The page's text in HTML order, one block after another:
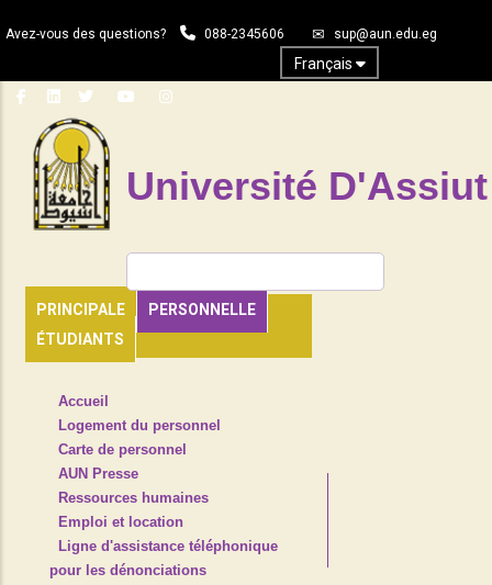
au
principal
Avez-vous des questions? 088-2345606 sup@aun.edu.eg
Français
Université D'Assiut
PRINCIPALE
PERSONNELLE
ÉTUDIANTS
HEADER
NAVIGATION
Accueil
Logement du personnel
Carte de personnel
AUN Presse
Ressources humaines
Emploi et location
Ligne d'assistance téléphonique
pour les dénonciations